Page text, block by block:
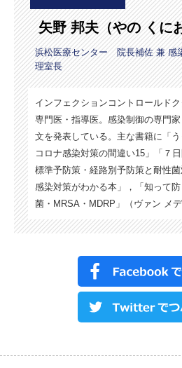
矢野 邦夫（やの くに
浜松医療センター 院長補佐 兼 感
理室長
インフェクションコントロールド
専門医・指導医。感染制御の専門
文を発表している。主な書籍に「
コロナ感染対策の間違い15」「７
標準予防策・経路別予防策と耐性
感染対策がわかる本」，「知って
菌・MRSA・MDRP」（ヴァン メデ